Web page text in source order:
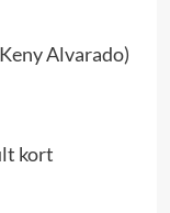
Alvarado)
kort